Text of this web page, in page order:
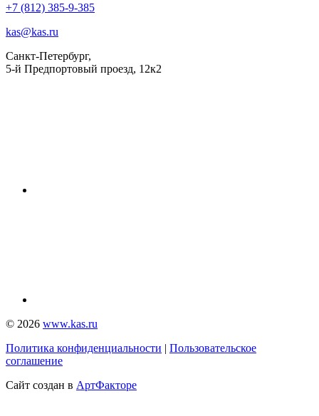
+7 (812) 385-9-385
kas@kas.ru
Санкт-Петербург,
5-й Предпортовый проезд, 12к2
© 2026 www.kas.ru
Политика конфиденциальности | Пользовательское
соглашение
Сайт создан в АртФакторе